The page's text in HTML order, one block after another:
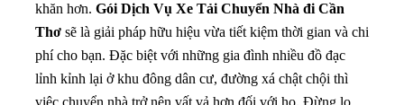
khăn hơn. Gói Dịch Vụ Xe Tải Chuyển Nhà đi Cần
Thơ sẽ là giải pháp hữu hiệu vừa tiết kiệm thời gian và chi
phí cho bạn. Đặc biệt với những gia đình nhiều đồ đạc
lỉnh kỉnh lại ở khu đông dân cư, đường xá chật chội thì